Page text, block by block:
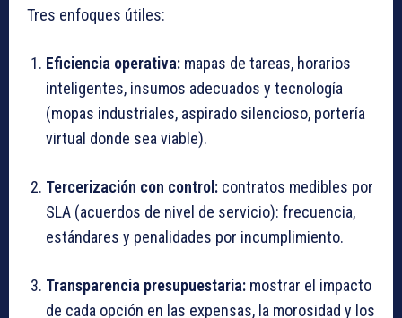
Tres enfoques útiles:
Eficiencia operativa: mapas de tareas, horarios
inteligentes, insumos adecuados y tecnología
(mopas industriales, aspirado silencioso, portería
virtual donde sea viable).
Tercerización con control: contratos medibles por
SLA (acuerdos de nivel de servicio): frecuencia,
estándares y penalidades por incumplimiento.
Transparencia presupuestaria: mostrar el impacto
de cada opción en las expensas, la morosidad y los